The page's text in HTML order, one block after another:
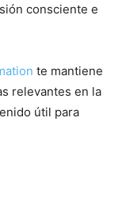
consciente e
te mantiene
relevantes en la
útil para